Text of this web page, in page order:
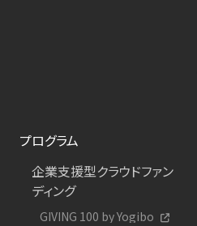
プログラム
企業支援型クラウドファン
ディング
GIVING 100 by Yogibo